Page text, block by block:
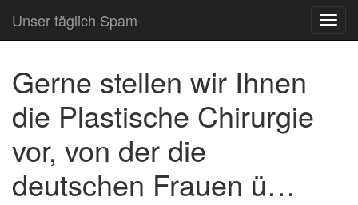
Unser täglich Spam
Gerne stellen wir Ihnen
die Plastische Chirurgie
vor, von der die
deutschen Frauen ü…